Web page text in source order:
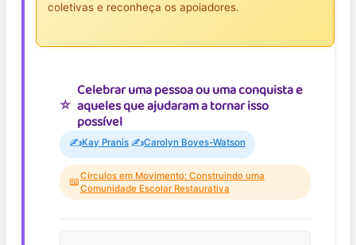
coletivas e reconheça os apoiadores.
Celebrar uma pessoa ou uma conquista e
aqueles que ajudaram a tornar isso
possível
✍️Kay Pranis ✍️Carolyn Boyes-Watson
📖Círculos em Movimento: Construindo uma
Comunidade Escolar Restaurativa